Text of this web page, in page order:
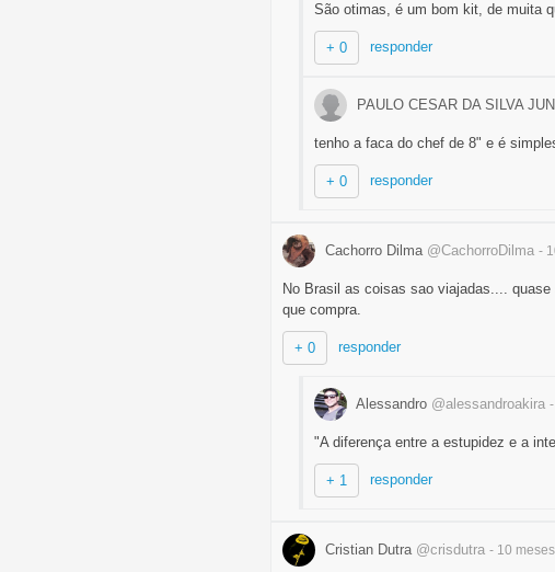
São otimas, é um bom kit, de muita
+ 0 responder
PAULO CESAR DA SILVA
tenho a faca do chef de 8" e é
+ 0 responder
Cachorro Dilma @CachorroDilma -
No Brasil as coisas sao viajadas....
que compra.
+ 0 responder
Alessandro @alessandroakira
"A diferença entre a estupidez e a
+ 1 responder
Cristian Dutra @crisdutra - 10 meses